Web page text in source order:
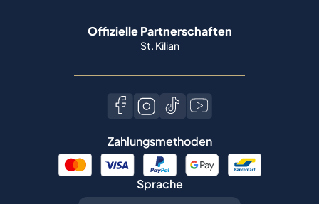
Offizielle Partnerschaften
St. Kilian
Zahlungsmethoden
Sprache